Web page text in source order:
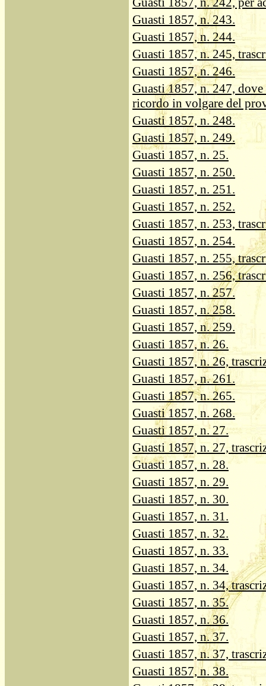
Guasti 1857, n. 243.
Guasti 1857, n. 244.
Guasti 1857, n. 245,
Guasti 1857, n. 246.
Guasti 1857, n. 247,
ricordo in volgare del
Guasti 1857, n. 248.
Guasti 1857, n. 249.
Guasti 1857, n. 25.
Guasti 1857, n. 250.
Guasti 1857, n. 251.
Guasti 1857, n. 252.
Guasti 1857, n. 253,
Guasti 1857, n. 254.
Guasti 1857, n. 255,
Guasti 1857, n. 256,
Guasti 1857, n. 257.
Guasti 1857, n. 258.
Guasti 1857, n. 259.
Guasti 1857, n. 26.
Guasti 1857, n. 26,
Guasti 1857, n. 261.
Guasti 1857, n. 265.
Guasti 1857, n. 268.
Guasti 1857, n. 27.
Guasti 1857, n. 27,
Guasti 1857, n. 28.
Guasti 1857, n. 29.
Guasti 1857, n. 30.
Guasti 1857, n. 31.
Guasti 1857, n. 32.
Guasti 1857, n. 33.
Guasti 1857, n. 34.
Guasti 1857, n. 34,
Guasti 1857, n. 35.
Guasti 1857, n. 36.
Guasti 1857, n. 37.
Guasti 1857, n. 37,
Guasti 1857, n. 38.